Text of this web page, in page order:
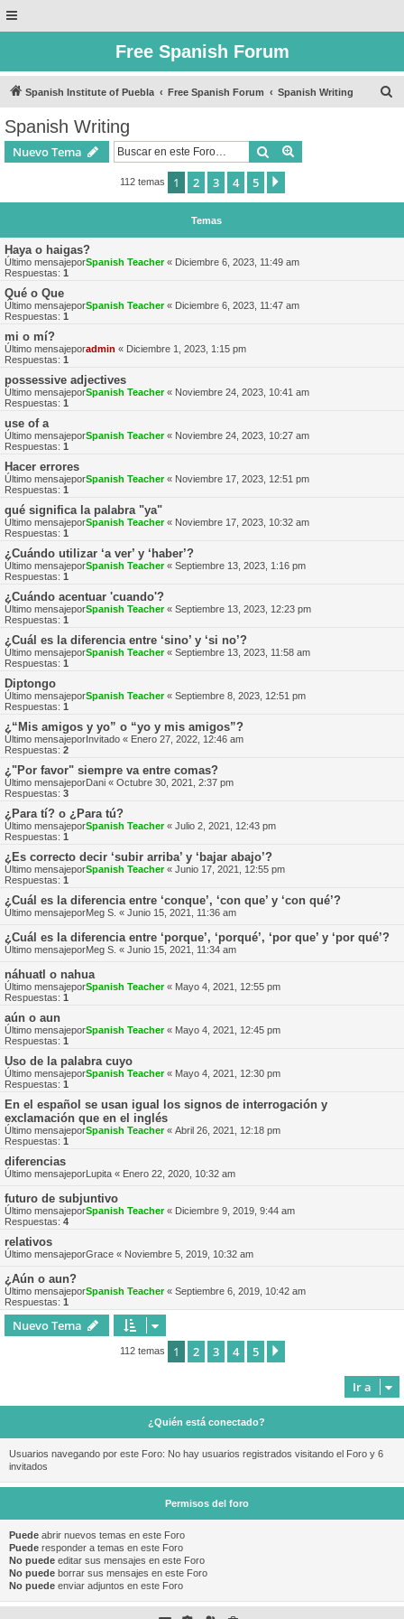
Free Spanish Forum
Spanish Institute of Puebla Free Spanish Forum Spanish Writing
Spanish Writing
Nuevo Tema Buscar
112 temas 1 2 3 4 5
Temas
Haya o haigas?
Último mensajeporSpanish Teacher« Diciembre 6, 2023, 11:49 am
Respuestas: 1
Qué o Que
Último mensajeporSpanish Teacher« Diciembre 6, 2023, 11:47 am
Respuestas: 1
mi o mí?
Último mensajeporadmin « Diciembre 1, 2023, 1:15 pm
Respuestas: 1
possessive adjectives
Último mensajeporSpanish Teacher« Noviembre 24, 2023, 10:41 am
Respuestas: 1
use of a
Último mensajeporSpanish Teacher« Noviembre 24, 2023, 10:27 am
Respuestas: 1
Hacer errores
Último mensajeporSpanish Teacher« Noviembre 17, 2023, 12:51 pm
Respuestas: 1
qué significa la palabra "ya"
Último mensajeporSpanish Teacher« Noviembre 17, 2023, 10:32 am
Respuestas: 1
¿Cuándo utilizar ‘a ver’ y ‘haber’?
Último mensajeporSpanish Teacher« Septiembre 13, 2023, 1:16 pm
Respuestas: 1
¿Cuándo acentuar 'cuando'?
Último mensajeporSpanish Teacher« Septiembre 13, 2023, 12:23 pm
Respuestas: 1
¿Cuál es la diferencia entre ‘sino’ y ‘si no’?
Último mensajeporSpanish Teacher« Septiembre 13, 2023, 11:58 am
Respuestas: 1
Diptongo
Último mensajeporSpanish Teacher« Septiembre 8, 2023, 12:51 pm
Respuestas: 1
¿“Mis amigos y yo” o “yo y mis amigos”?
Último mensajeporInvitado « Enero 27, 2022, 12:46 am
Respuestas: 2
¿"Por favor" siempre va entre comas?
Último mensajeporDani « Octubre 30, 2021, 2:37 pm
Respuestas: 3
¿Para tí? o ¿Para tú?
Último mensajeporSpanish Teacher« Julio 2, 2021, 12:43 pm
Respuestas: 1
¿Es correcto decir ‘subir arriba’ y ‘bajar abajo’?
Último mensajeporSpanish Teacher« Junio 17, 2021, 12:55 pm
Respuestas: 1
¿Cuál es la diferencia entre ‘conque’, ‘con que’ y ‘con qué’?
Último mensajeporMeg S. « Junio 15, 2021, 11:36 am
¿Cuál es la diferencia entre ‘porque’, ‘porqué’, ‘por que’ y ‘por qué’?
Último mensajeporMeg S. « Junio 15, 2021, 11:34 am
náhuatl o nahua
Último mensajeporSpanish Teacher« Mayo 4, 2021, 12:55 pm
Respuestas: 1
aún o aun
Último mensajeporSpanish Teacher« Mayo 4, 2021, 12:45 pm
Respuestas: 1
Uso de la palabra cuyo
Último mensajeporSpanish Teacher« Mayo 4, 2021, 12:30 pm
Respuestas: 1
En el español se usan igual los signos de interrogación y
exclamación que en el inglés
Último mensajeporSpanish Teacher« Abril 26, 2021, 12:18 pm
Respuestas: 1
diferencias
Último mensajeporLupita « Enero 22, 2020, 10:32 am
futuro de subjuntivo
Último mensajeporSpanish Teacher« Diciembre 9, 2019, 9:44 am
Respuestas: 4
relativos
Último mensajeporGrace « Noviembre 5, 2019, 10:32 am
¿Aún o aun?
Último mensajeporSpanish Teacher« Septiembre 6, 2019, 10:42 am
Respuestas: 1
Nuevo Tema
112 temas 1 2 3 4 5
Ir a
¿Quién está conectado?
Usuarios navegando por este Foro: No hay usuarios registrados visitando el Foro y 6
invitados
Permisos del foro
Puede abrir nuevos temas en este Foro
Puede responder a temas en este Foro
No puede editar sus mensajes en este Foro
No puede borrar sus mensajes en este Foro
No puede enviar adjuntos en este Foro